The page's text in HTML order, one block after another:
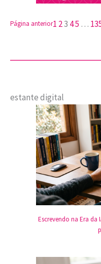
Página anterior1 23 45 …
estante digital
Escrevendo na Era da